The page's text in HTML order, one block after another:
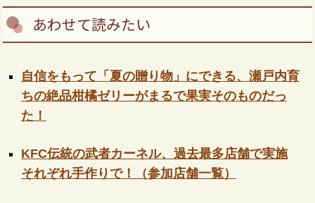
あわせて読みたい
自信をもって「夏の贈り物」にできる、瀬戸内育
ちの絶品柑橘ゼリーがまるで果実そのものだっ
た！
KFC伝統の武者カーネル、過去最多店舗で実施
それぞれ手作りで！（参加店舗一覧）